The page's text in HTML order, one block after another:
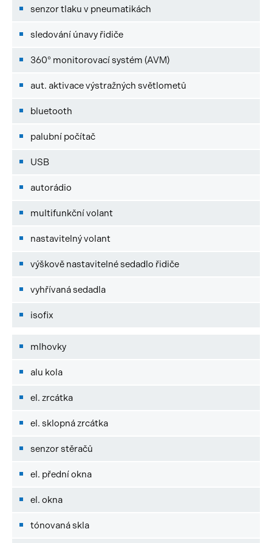
senzor tlaku v pneumatikách
sledování únavy řidiče
360° monitorovací systém (AVM)
aut. aktivace výstražných světlometů
bluetooth
palubní počítač
USB
autorádio
multifunkční volant
nastavitelný volant
výškově nastavitelné sedadlo řidiče
vyhřívaná sedadla
isofix
mlhovky
alu kola
el. zrcátka
el. sklopná zrcátka
senzor stěračů
el. přední okna
el. okna
tónovaná skla